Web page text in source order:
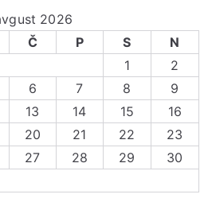
2026
Č P S
N
1
2
6 7 8
9
13 14 15
16
20 21 22
23
27 28 29
30